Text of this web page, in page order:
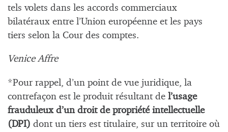
tels volets dans les accords commerciaux
bilatéraux entre l’Union européenne et les pays
tiers selon la Cour des comptes.
Venice Affre
*Pour rappel, d’un point de vue juridique, la
contrefaçon est le produit résultant de l’usage
frauduleux d’un droit de propriété intellectuelle
(DPI) dont un tiers est titulaire, sur un territoire où